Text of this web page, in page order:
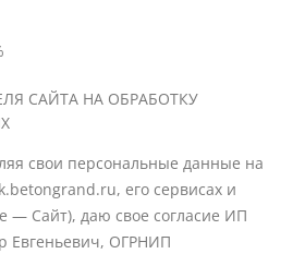
САЙТА НА ОБРАБОТКУ
свои персональные данные на
его сервисах и
— Сайт), даю свое согласие ИП
Евгеньевич, ОГРНИП